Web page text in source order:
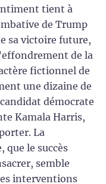
tient à
de Trump
sa victoire future,
de la
fictionnel de
une dizaine de
démocrate
Kamala Harris,
La
que le succès
semble
interventions